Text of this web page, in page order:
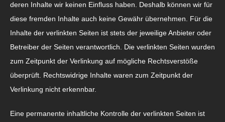
deren Inhalte wir keinen Einfluss haben. Deshalb können wir für
diese fremden Inhalte auch keine Gewähr übernehmen. Für die
Inhalte der verlinkten Seiten ist stets der jeweilige Anbieter oder
Betreiber der Seiten verantwortlich. Die verlinkten Seiten wurden
zum Zeitpunkt der Verlinkung auf mögliche Rechtsverstöße
überprüft. Rechtswidrige Inhalte waren zum Zeitpunkt der
Verlinkung nicht erkennbar.
Eine permanente inhaltliche Kontrolle der verlinkten Seiten ist